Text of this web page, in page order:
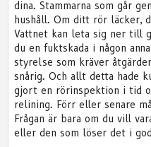
dina. Stammarna som går
hushåll. Om ditt rör läcker,
Vattnet kan leta sig ner till
du en fuktskada i någon
styrelse som kräver
snårig. Och allt detta hade
gjort en rörinspektion i tid
relining. Förr eller senare
Frågan är bara om du vill
eller den som löser det i